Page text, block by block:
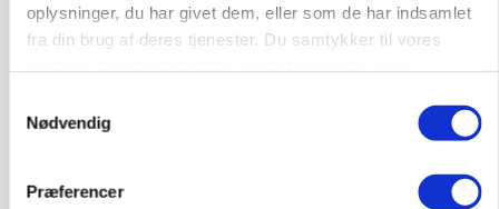
oplysninger, du har givet dem, eller som de har indsamlet
fra din brug af deres tjenester. Du samtykker til vores
Nødvendig
Præferencer